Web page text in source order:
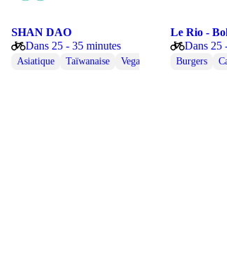
SHAN DAO
Dans 25 - 35 minutes
Asiatique Taïwanaise Vegan Végétarienne
Le Rio -
Dans 25
Burgers